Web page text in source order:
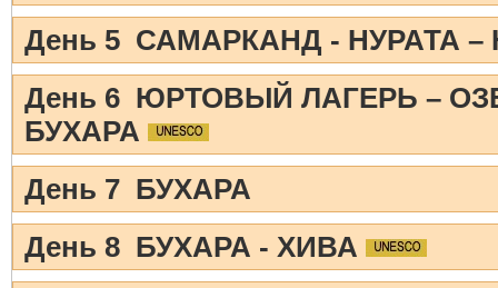
День 5 САМАРКАНД - НУРАТА
День 6 ЮРТОВЫЙ ЛАГЕРЬ –
БУХАРА
День 7 БУХАРА
День 8 БУХАРА - ХИВА